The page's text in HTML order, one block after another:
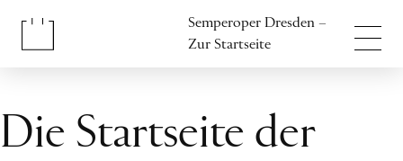
Semperoper Dresden –
Zur Startseite
Die Startseite der